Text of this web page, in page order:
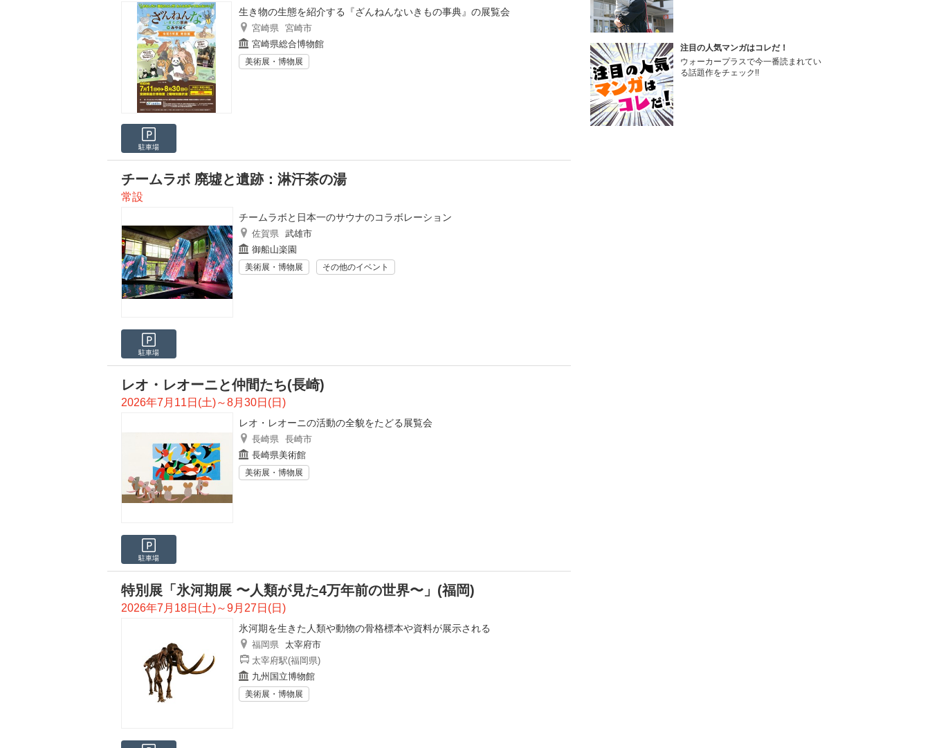
生き物の生態を紹介する『ざんねんないきもの事典』の展覧会
宮崎県 宮崎市
宮崎県総合博物館
美術展・博物展
駐車場
チームラボ 廃墟と遺跡：淋汗茶の湯
常設
チームラボと日本一のサウナのコラボレーション
佐賀県 武雄市
御船山楽園
美術展・博物展 その他のイベント
駐車場
レオ・レオーニと仲間たち(長崎)
2026年7月11日(土)～8月30日(日)
レオ・レオーニの活動の全貌をたどる展覧会
長崎県 長崎市
長崎県美術館
美術展・博物展
駐車場
特別展「氷河期展 〜人類が見た4万年前の世界〜」(福岡)
2026年7月18日(土)～9月27日(日)
氷河期を生きた人類や動物の骨格標本や資料が展示される
福岡県 太宰府市
太宰府駅(福岡県)
九州国立博物館
美術展・博物展
注目の人気マンガはコレだ！
ウォーカープラスで今一番読まれてい
る話題作をチェック!!